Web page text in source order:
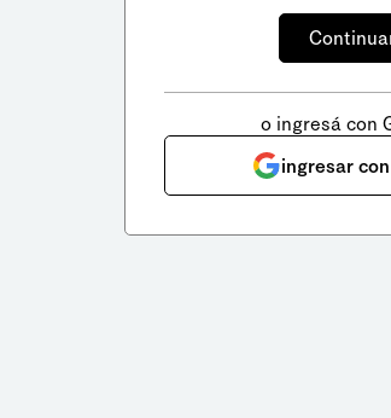
o ingresá con
ingresar